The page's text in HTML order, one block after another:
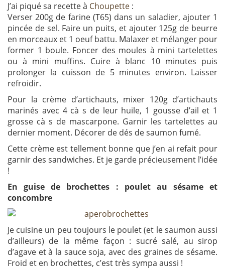
J’ai piqué sa recette à Choupette :
Verser 200g de farine (T65) dans un saladier, ajouter 1
pincée de sel. Faire un puits, et ajouter 125g de beurre
en morceaux et 1 oeuf battu. Malaxer et mélanger pour
former 1 boule. Foncer des moules à mini tartelettes
ou à mini muffins. Cuire à blanc 10 minutes puis
prolonger la cuisson de 5 minutes environ. Laisser
refroidir.
Pour la crème d’artichauts, mixer 120g d’artichauts
marinés avec 4 cà s de leur huile, 1 gousse d’ail et 1
grosse cà s de mascarpone. Garnir les tartelettes au
dernier moment. Décorer de dés de saumon fumé.
Cette crème est tellement bonne que j’en ai refait pour
garnir des sandwiches. Et je garde précieusement l’idée
!
En guise de brochettes : poulet au sésame et
concombre
Je cuisine un peu toujours le poulet (et le saumon aussi
d’ailleurs) de la même façon : sucré salé, au sirop
d’agave et à la sauce soja, avec des graines de sésame.
Froid et en brochettes, c’est très sympa aussi !